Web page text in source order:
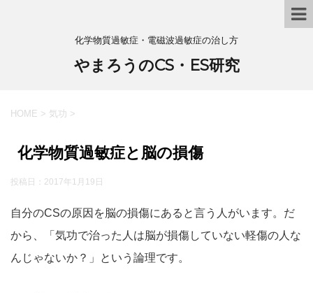
化学物質過敏症・電磁波過敏症の治し方
やまろうのCS・ES研究
HOME > 気功 >
化学物質過敏症と脳の損傷
投稿日： 2017年1月19日
自分のCSの原因を脳の損傷にあると言う人がいます。だ
から、「気功で治った人は脳が損傷していない軽傷の人な
んじゃないか？」という論理です。